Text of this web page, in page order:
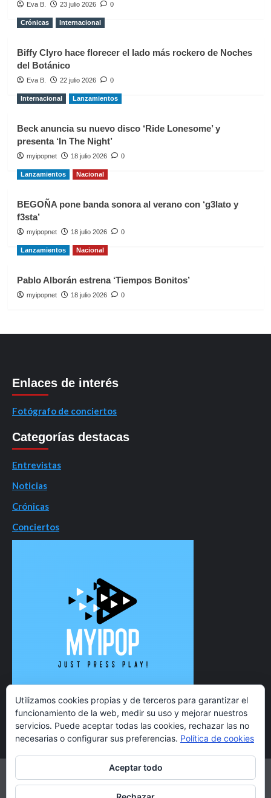
Eva B. 23 julio 2026 0
Crónicas Internacional
Biffy Clyro hace florecer el lado más rockero de Noches
del Botánico
Eva B. 22 julio 2026 0
Internacional Lanzamientos
Beck anuncia su nuevo disco ‘Ride Lonesome’ y
presenta ‘In The Night’
myipopnet 18 julio 2026 0
Lanzamientos Nacional
BEGOÑA pone banda sonora al verano con ‘g3lato y
f3sta’
myipopnet 18 julio 2026 0
Lanzamientos Nacional
Pablo Alborán estrena ‘Tiempos Bonitos’
myipopnet 18 julio 2026 0
Enlaces de interés
Fotógrafo de conciertos
Categorías destacas
Entrevistas
Noticias
Crónicas
Conciertos
TwitterInstagramFacebookYouTube
Utilizamos cookies propias y de terceros para garantizar el
funcionamiento de la web, medir su uso y mejorar nuestros
servicios. Puede aceptar todas las cookies, rechazar las no
necesarias o configurar sus preferencias. Política de cookies
Aceptar todo